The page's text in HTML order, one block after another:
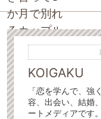
KOIGAKU
「恋を学んで、
容、出会い、結婚
ートメディアです。